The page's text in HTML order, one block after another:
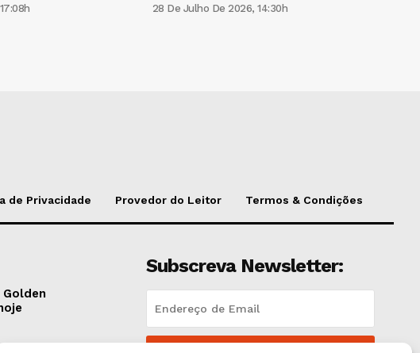
28 De Julho De 2026, 14:30h
de Privacidade Provedor do Leitor Termos & Condições
Golden
Subscreva Newsletter: